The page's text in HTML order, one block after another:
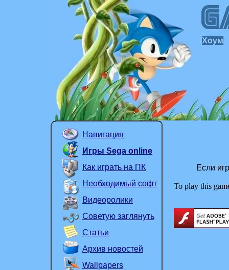
Хоум
Если
To play this
Навигация
Как играть на ПК
Необходимый софт
Советую заглянуть
Архив новостей
Wallpapers
Статьи
Видеоролики
Игры Sega online